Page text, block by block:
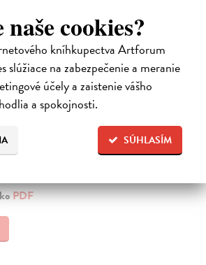
cookies?
kníhkupectva Artforum
slúžiace na zabezpečenie a meranie
účely a zaistenie vášho
a spokojnosti.
SÚHLASÍM
pro trenéry
dokonalou koncentraci a bezchybné
na sportovištích. Zatímco nejmodernější
PDF